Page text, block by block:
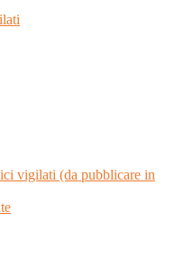
vigilati (da pubblicare in